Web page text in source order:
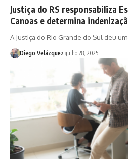
Justiça do RS responsabiliza
Canoas e determina
A Justiça do Rio Grande do Sul deu
Diego Velázquez julho 28, 2025